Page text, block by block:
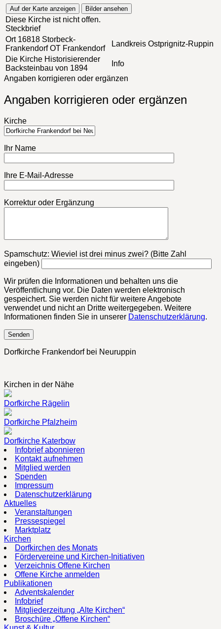
Auf der Karte anzeigen Bilder ansehen
Diese Kirche ist nicht offen.
Steckbrief
Ort16818 Storbeck-
Frankendorf OT Frankendorf
Landkreis Ostprignitz-Ruppin
Die Kirche Historisierender
Backsteinbau von 1894
Info
Angaben korrigieren oder ergänzen
Angaben korrigieren oder ergänzen
Kirche
Ihr Name
Ihre E-Mail-Adresse
Korrektur oder Ergänzung
Bitte lasse dieses Feld leer.
Spamschutz: Wieviel ist drei minus zwei? (Bitte Zahl
eingeben)
Wir prüfen die Informationen und behalten uns die
Veröffentlichung vor. Die Daten werden elektronisch
gespeichert. Sie werden nicht für weitere Angebote
verwendet und nicht an Dritte weitergegeben. Weitere
Informationen finden Sie in unserer Datenschutzerklärung.
Dorfkirche Frankendorf bei Neuruppin
Kirchen in der Nähe
Dorfkirche Rägelin
Dorfkirche Pfalzheim
Dorfkirche Katerbow
Infobrief abonnieren
Kontakt aufnehmen
Mitglied werden
Spenden
Impressum
Datenschutzerklärung
Aktuelles
Veranstaltungen
Pressespiegel
Marktplatz
Kirchen
Dorfkirchen des Monats
Fördervereine und Kirchen-Initiativen
Verzeichnis Offene Kirchen
Offene Kirche anmelden
Publikationen
Adventskalender
Infobrief
Mitgliederzeitung „Alte Kirchen“
Broschüre „Offene Kirchen“